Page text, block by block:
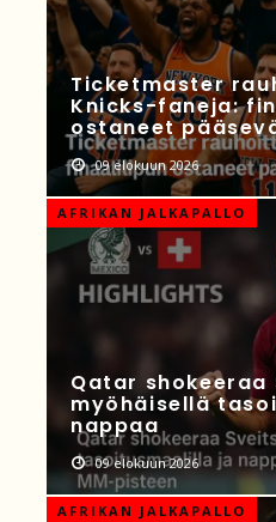
Ticketmaster
Knicks-faneja:
ostaneet
09 elokuun 2026
AFRIKAN JALKAPALLO
Qatar shokeeraa
myöhäisellä
nappaa
09 elokuun 2026
AFRIKAN JALKAPALLO